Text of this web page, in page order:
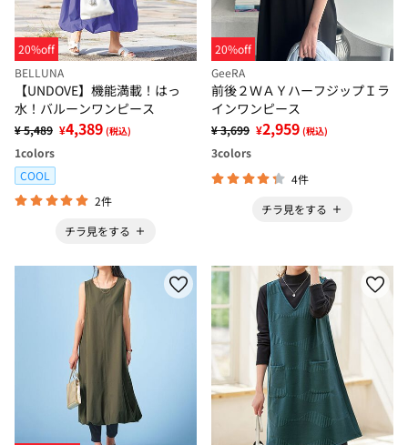
20%off
BELLUNA
【UNDOVE】機能満載！はっ
水！バルーンワンピース
¥ 5,489 ¥4,389 (税込)
1colors
COOL
2件
チラ見をする
20%off
GeeRA
前後２ＷＡＹハーフジップＩラ
インワンピース
¥ 3,699 ¥2,959 (税込)
3colors
4件
チラ見をする